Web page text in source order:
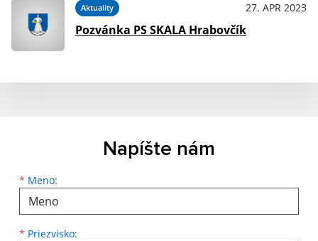
Aktuality 27. APR 2023
Pozvánka PS SKALA Hrabovčík
Napíšte nám
* Meno:
Meno
* Priezvisko:
Priezvisko
E-mailová adresa